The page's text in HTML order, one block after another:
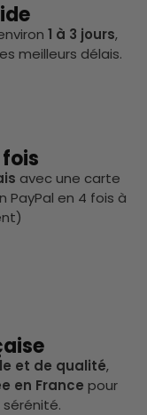
1 à 3 jours,
meilleurs délais.
avec une carte
PayPal en 4 fois à
et de qualité,
en France pour